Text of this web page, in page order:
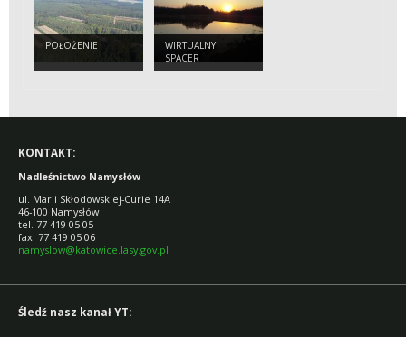
POŁOŻENIE
WIRTUALNY
SPACER
KONTAKT:
Nadleśnictwo Namysłów
ul. Marii Skłodowskiej-Curie 14A
46-100 Namysłów
tel. 77 419 05 05
fax. 77 419 05 06
namyslow@katowice.lasy.gov.pl
Śledź nasz kanał YT: